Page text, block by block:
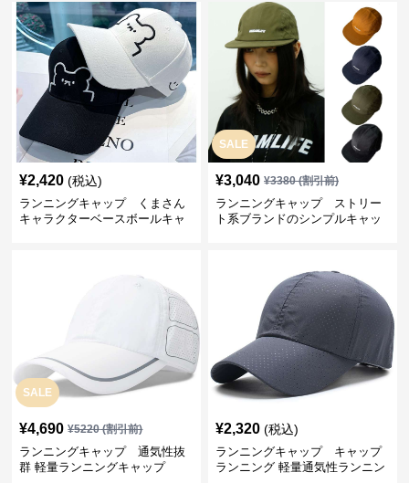
¥2,420 (税込)
ランニングキャップ くまさん
キャラクターベースボールキャ
SALE
¥3,040 ¥3380(割引前)
ランニングキャップ ストリー
ト系ブランドのシンプルキャッ
SALE
¥4,690 ¥5220(割引前)
ランニングキャップ 通気性抜
群 軽量ランニングキャップ
¥2,320 (税込)
ランニングキャップ キャップ
ランニング 軽量通気性ランニン